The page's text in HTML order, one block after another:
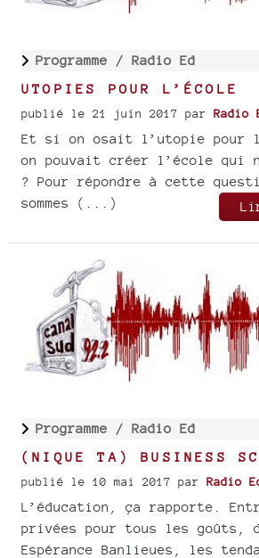
Programme / Radio Ed
UTOPIES POUR L’ÉCOLE
publié le 21 juin 2017 par Radio
Et si on osait l’utopie pour
on pouvait créer l’école qui
? Pour répondre à cette
sommes (...)
Programme / Radio Ed
(NIQUE TA) BUSINESS
publié le 10 mai 2017 par Radio
L’éducation, ça rapporte.
privées pour tous les goûts,
Espérance Banlieues, les